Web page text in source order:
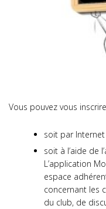
Vous pouvez vous
soit par Internet
soit à l’aide de
L’application
espace
concernant les
du club, de